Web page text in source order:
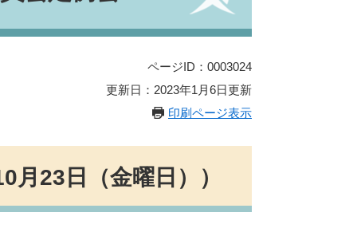
ページID：0003024
更新日：2023年1月6日更新
印刷ページ表示
月23日（金曜日））